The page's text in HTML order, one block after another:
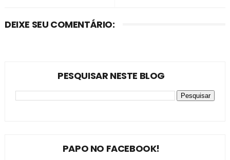
DEIXE SEU COMENTÁRIO:
PESQUISAR NESTE BLOG
PAPO NO FACEBOOK!